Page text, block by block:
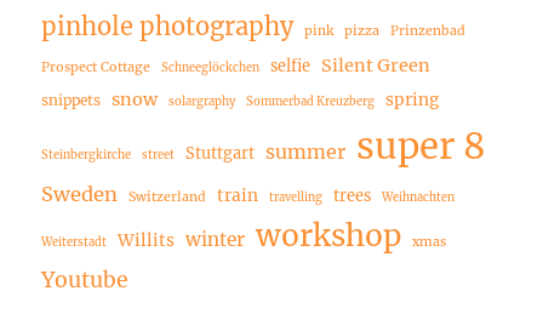
pinhole photography pink pizza Prinzenbad
Prospect Cottage Schneeglöckchen selfie Silent Green
snippets snow solargraphy Sommerbad Kreuzberg spring
Steinbergkirche street Stuttgart summer super 8
Sweden Switzerland train travelling trees Weihnachten
Weiterstadt Willits winter workshop xmas
Youtube